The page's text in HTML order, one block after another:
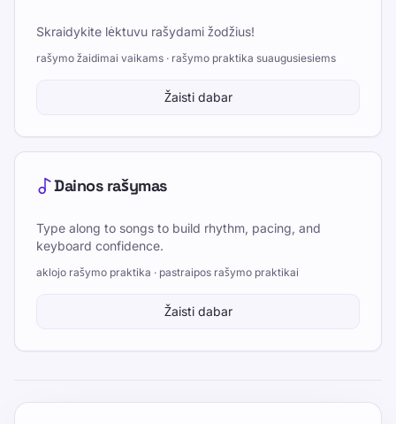
Skraidykite lėktuvu rašydami žodžius!
rašymo žaidimai vaikams · rašymo praktika suaugusiesiems
Žaisti dabar
Dainos rašymas
Type along to songs to build rhythm, pacing, and
keyboard confidence.
aklojo rašymo praktika · pastraipos rašymo praktikai
Žaisti dabar